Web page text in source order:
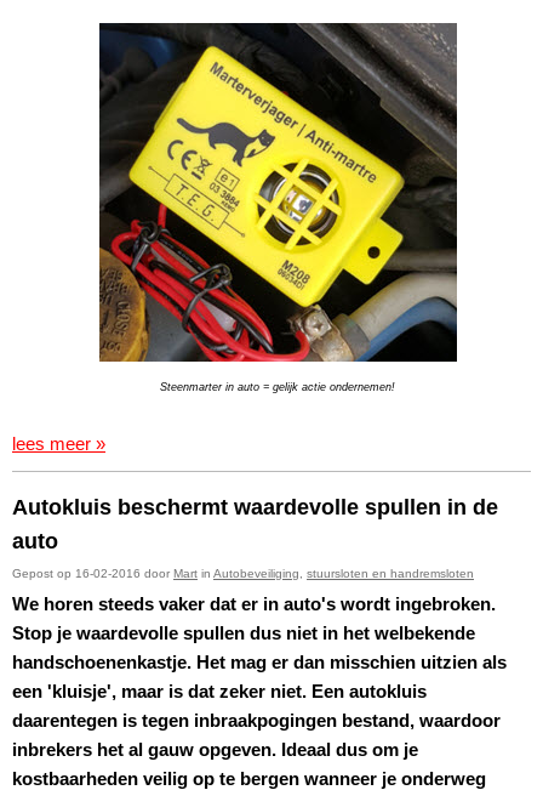
Steenmarter in auto = gelijk actie ondernemen!
lees meer »
Autokluis beschermt waardevolle spullen in de
auto
Gepost op 16-02-2016 door Mart in Autobeveiliging stuursloten en handremsloten
We horen steeds vaker dat er in auto's wordt ingebroken.
Stop je waardevolle spullen dus niet in het welbekende
handschoenenkastje. Het mag er dan misschien uitzien als
een 'kluisje', maar is dat zeker niet. Een autokluis
daarentegen is tegen inbraakpogingen bestand, waardoor
inbrekers het al gauw opgeven. Ideaal dus om je
kostbaarheden veilig op te bergen wanneer je onderweg